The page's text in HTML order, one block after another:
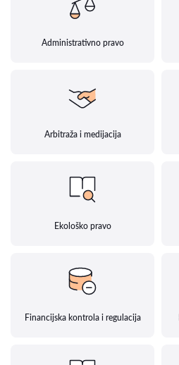
Administrativno pravo
Arbitraža i medijacija
Ekološko pravo
Financijska kontrola i regulacija